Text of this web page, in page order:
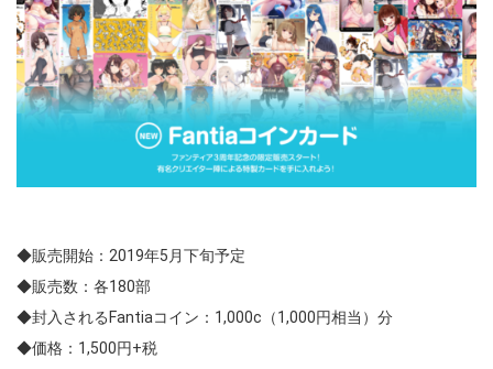
◆販売開始：2019年5月下旬予定
◆販売数：各180部
◆封入されるFantiaコイン：1,000c（1,000円相当）分
◆価格：1,500円+税